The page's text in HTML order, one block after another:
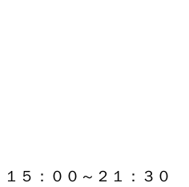
５：００～２１：３０